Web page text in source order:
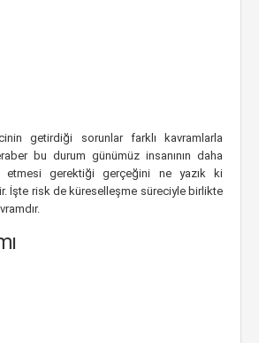
getirdiği sorunlar farklı kavramlarla
bu durum günümüz insanının daha
gerektiği gerçeğini ne yazık ki
İşte risk de küreselleşme süreciyle birlikte